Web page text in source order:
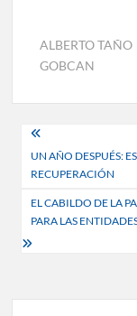
ALBERTO TAÑO
GOBCAN
Navegación
de
entradas
UN AÑO DESPUÉS:
RECUPERACIÓN
EL CABILDO DE LA
PARA LAS